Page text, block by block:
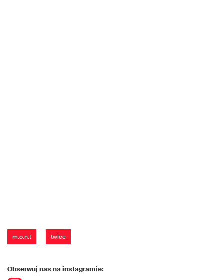
m.o.n.t twice
Obserwuj nas na instagramie: